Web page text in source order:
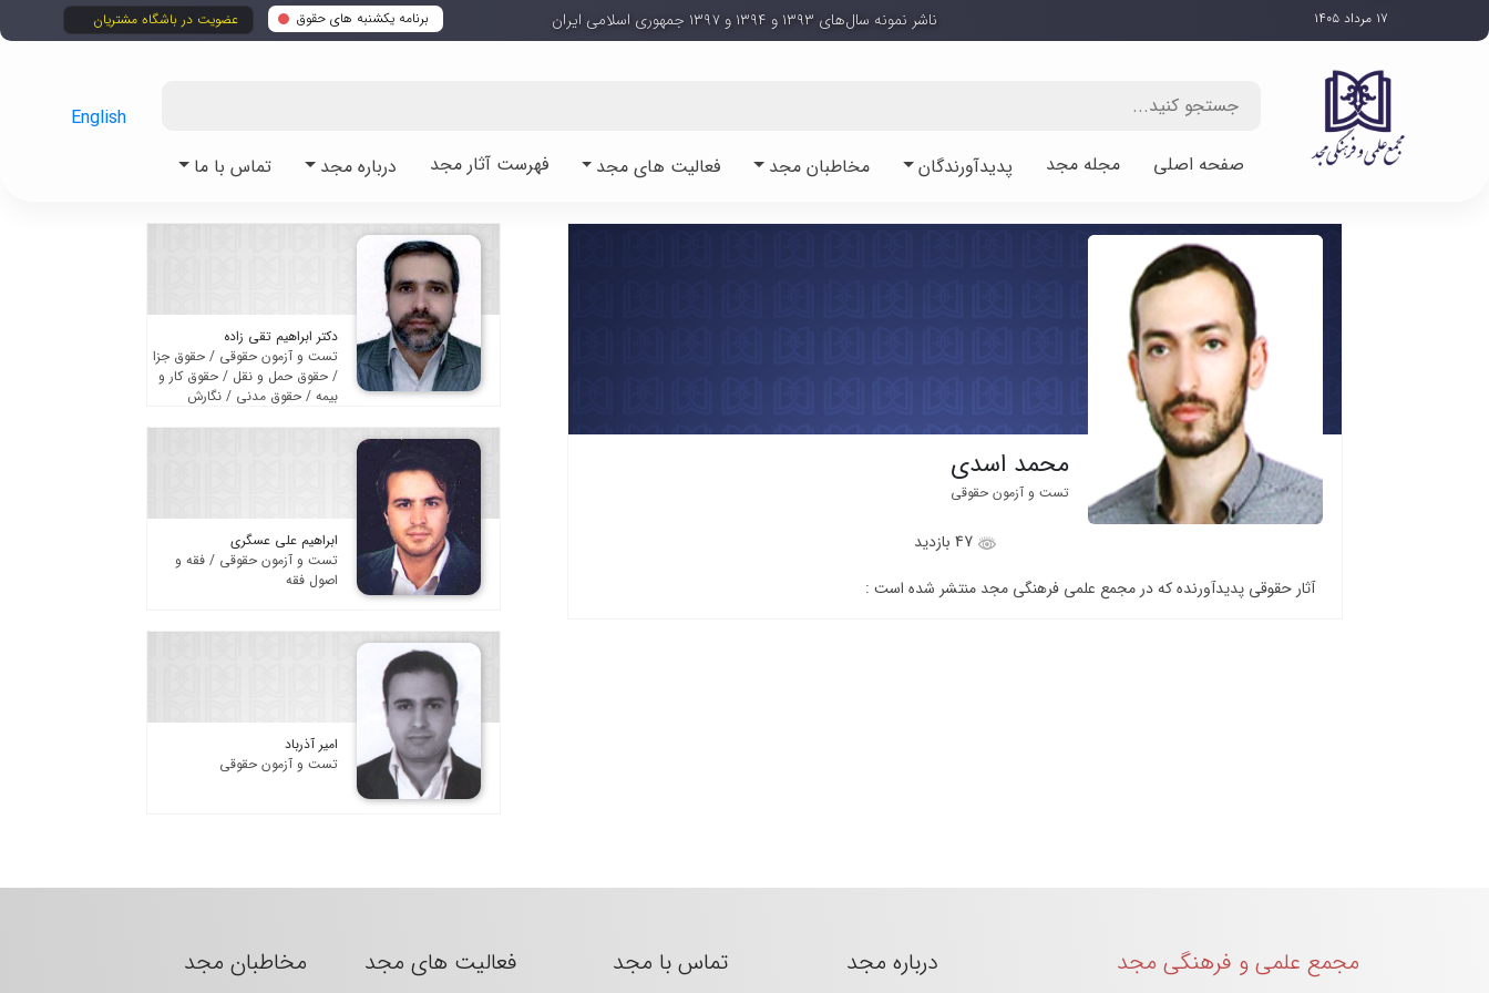
برنامه یکشنبه های حقوق عضویت در باشگاه مشتریان ۱۷ مرداد ۱۴۰۵ ناشر نمونه سال‌های ۱۳۹۳ و ۱۳۹۴ و ۱۳۹۷ جمهوری اسلامی ایران
صفحه اصلی مجله مجد پدیدآورندگان مخاطبان مجد فعالیت های مجد فهرست آثار مجد درباره مجد تماس با ما
English
محمد اسدی
تست و آزمون حقوقی
47 بازدید
آثار حقوقی پدیدآورنده که در مجمع علمی فرهنگی مجد منتشر شده است :
دکتر ابراهیم تقی زاده
تست و آزمون حقوقی / حقوق جزا
/ حقوق حمل و نقل / حقوق کار و
بیمه / حقوق مدنی / نگارش
ابراهیم علی عسگری
تست و آزمون حقوقی / فقه و
اصول فقه
امیر آذرباد
تست و آزمون حقوقی
مجمع علمی و فرهنگی مجد درباره مجد تماس با مجد فعالیت های مجد مخاطبان مجد